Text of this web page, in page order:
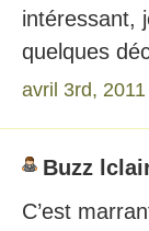
intéressant,
quelques
avril 3rd,
Buzz
C’est